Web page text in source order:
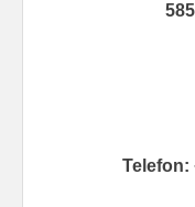
Telefon: